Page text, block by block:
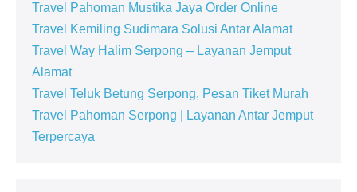
Travel Pahoman Mustika Jaya Order Online
Travel Kemiling Sudimara Solusi Antar Alamat
Travel Way Halim Serpong – Layanan Jemput
Alamat
Travel Teluk Betung Serpong, Pesan Tiket Murah
Travel Pahoman Serpong | Layanan Antar Jemput
Terpercaya